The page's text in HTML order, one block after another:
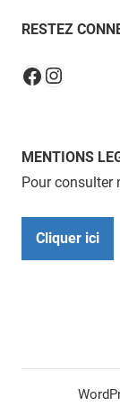
RESTEZ
Facebook
MENTIONS
Pour consulter
Cliquer ici